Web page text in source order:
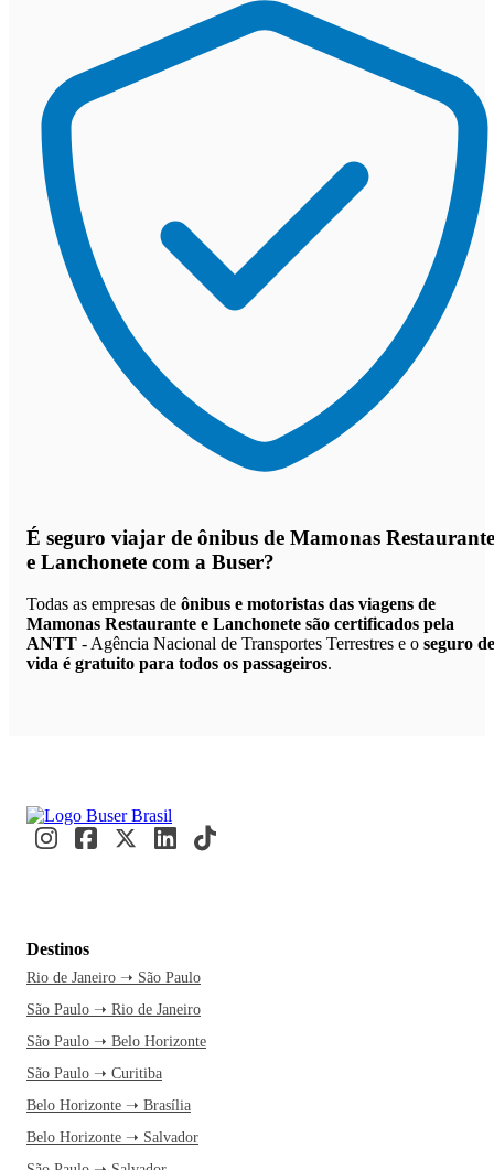
É seguro viajar de ônibus de Mamonas Restaurante
e Lanchonete com a Buser?
Todas as empresas de ônibus e motoristas das viagens de
Mamonas Restaurante e Lanchonete são certificados pela
ANTT - Agência Nacional de Transportes Terrestres e o seguro de
vida é gratuito para todos os passageiros.
Destinos
Rio de Janeiro ➝ São Paulo
São Paulo ➝ Rio de Janeiro
São Paulo ➝ Belo Horizonte
São Paulo ➝ Curitiba
Belo Horizonte ➝ Brasília
Belo Horizonte ➝ Salvador